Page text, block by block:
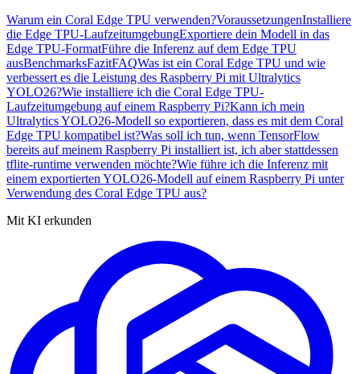
Warum ein Coral Edge TPU verwenden?VoraussetzungenInstalliere
die Edge TPU-LaufzeitumgebungExportiere dein Modell in das
Edge TPU-FormatFühre die Inferenz auf dem Edge TPU
ausBenchmarksFazitFAQWas ist ein Coral Edge TPU und wie
verbessert es die Leistung des Raspberry Pi mit Ultralytics
YOLO26?Wie installiere ich die Coral Edge TPU-
Laufzeitumgebung auf einem Raspberry Pi?Kann ich mein
Ultralytics YOLO26-Modell so exportieren, dass es mit dem Coral
Edge TPU kompatibel ist?Was soll ich tun, wenn TensorFlow
bereits auf meinem Raspberry Pi installiert ist, ich aber stattdessen
tflite-runtime verwenden möchte?Wie führe ich die Inferenz mit
einem exportierten YOLO26-Modell auf einem Raspberry Pi unter
Verwendung des Coral Edge TPU aus?
Mit KI erkunden